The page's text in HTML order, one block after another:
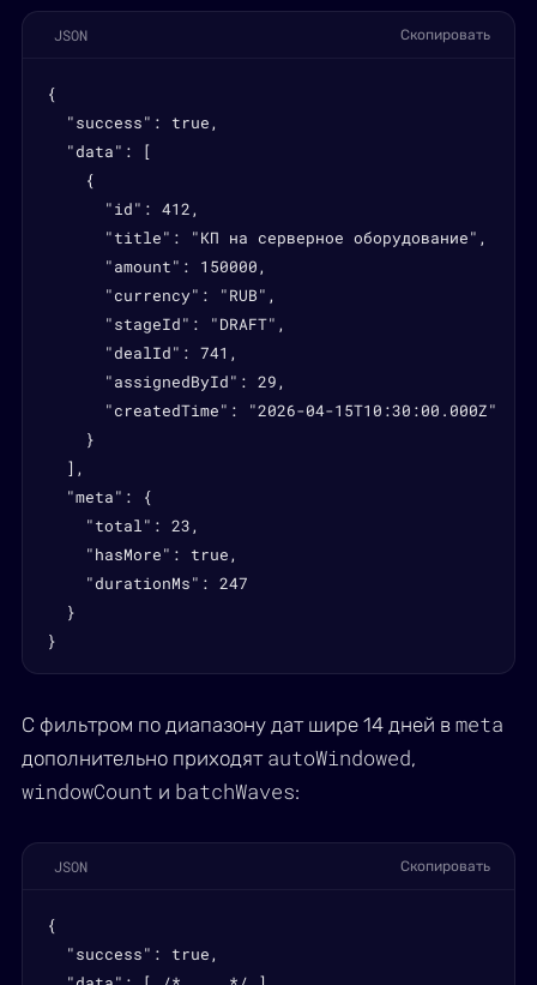
JSON Скопировать
{
  "success": true,
  "data": [
    {
      "id": 412,
      "title": "КП на серверное оборудование",
      "amount": 150000,
      "currency": "RUB",
      "stageId": "DRAFT",
      "dealId": 741,
      "assignedById": 29,
      "createdTime": "2026-04-15T10:30:00.000Z"
    }
  ],
  "meta": {
    "total": 23,
    "hasMore": true,
    "durationMs": 247
  }
}
С фильтром по диапазону дат шире 14 дней в meta
дополнительно приходят autoWindowed,
windowCount и batchWaves:
JSON Скопировать
{
  "success": true,